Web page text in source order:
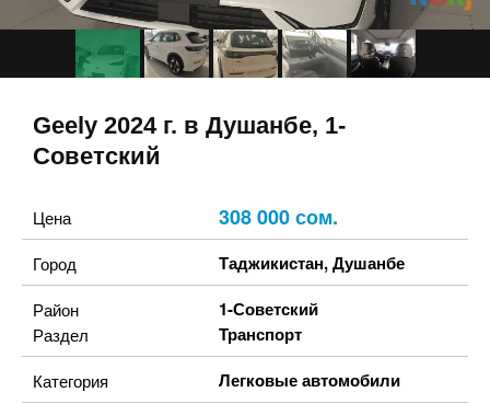
Geely 2024 г. в Душанбе, 1-
Советский
Цена 308 000 сом.
Город Таджикистан,Душанбе
Район 1-Советский
Раздел Транспорт
Категория Легковые автомобили